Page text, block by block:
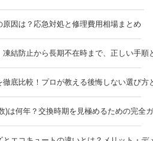
因は？応急対処と修理費用相場まとめ
結防止から長期不在時まで、正しい手順
徹底比較！プロが教える後悔しない選び方
)は何年？交換時期を見極めるための完全